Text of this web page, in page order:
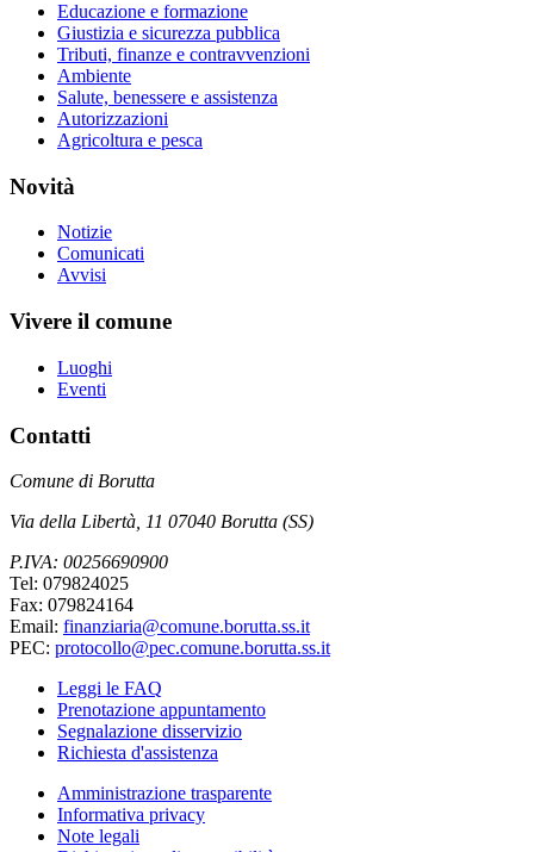
Educazione e formazione
Giustizia e sicurezza pubblica
Tributi, finanze e contravvenzioni
Ambiente
Salute, benessere e assistenza
Autorizzazioni
Agricoltura e pesca
Novità
Notizie
Comunicati
Avvisi
Vivere il comune
Luoghi
Eventi
Contatti
Comune di Borutta
Via della Libertà, 11 07040 Borutta (SS)
P.IVA: 00256690900
Tel: 079824025
Fax: 079824164
Email: finanziaria@comune.borutta.ss.it
PEC: protocollo@pec.comune.borutta.ss.it
Leggi le FAQ
Prenotazione appuntamento
Segnalazione disservizio
Richiesta d'assistenza
Amministrazione trasparente
Informativa privacy
Note legali